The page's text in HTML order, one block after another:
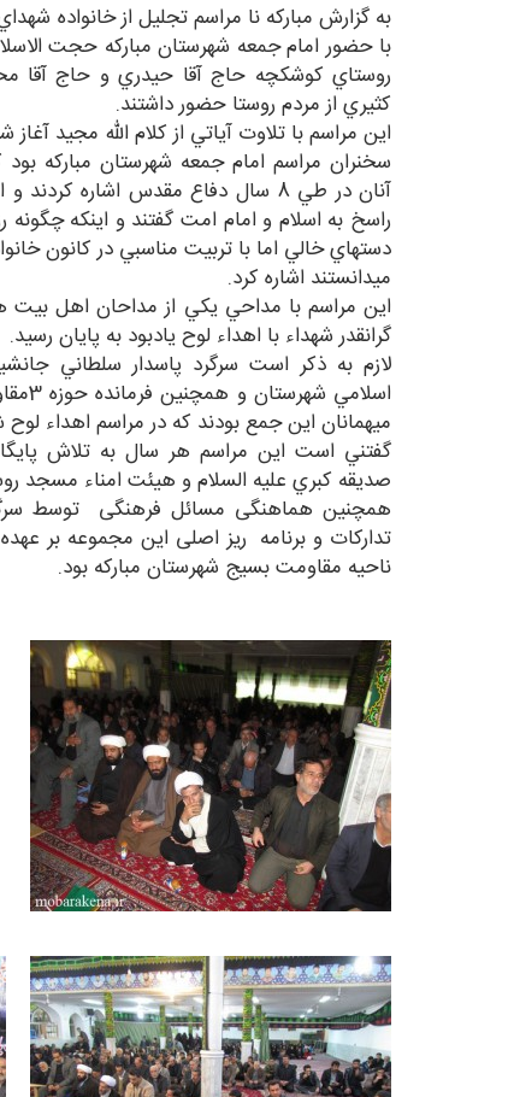
به گزارش مبارکه نا مراسم تجليل از خانواده
با حضور امام جمعه شهرستان مبارکه حجت
روستاي کوشکچه حاج آقا حيدري و حاج آقا
کثيري از مردم روستا حضور داشتند.
اين مراسم با تلاوت آياتي از کلام الله مجيد آغاز
سخنران مراسم امام جمعه شهرستان مبارکه
آنان در طي 8 سال دفاع مقدس اشاره
راسخ به اسلام و امام امت گفتند و اينکه
دستهاي خالي اما با تربيت مناسبي در کانون
ميدانستند اشاره کرد.
اين مراسم با مداحي يکي از مداحان اهل بيت
گرانقدر شهداء با اهداء لوح يادبود به پايان رسيد.
لازم به ذکر است سرگرد پاسدار سلطاني
ميهمانان اين جمع بودند که در مراسم اهداء
گفتني است اين مراسم هر سال به تلاش
صديقه کبري عليه السلام و هيئت امناء مسجد
همچنین هماهنگی مسائل فرهنگی توسط
تدارکات و برنامه ریز اصلی این مجموعه بر
ناحیه مقاومت بسیج شهرستان مبارکه بود.